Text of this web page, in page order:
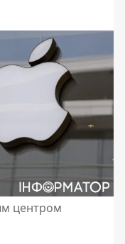
центром